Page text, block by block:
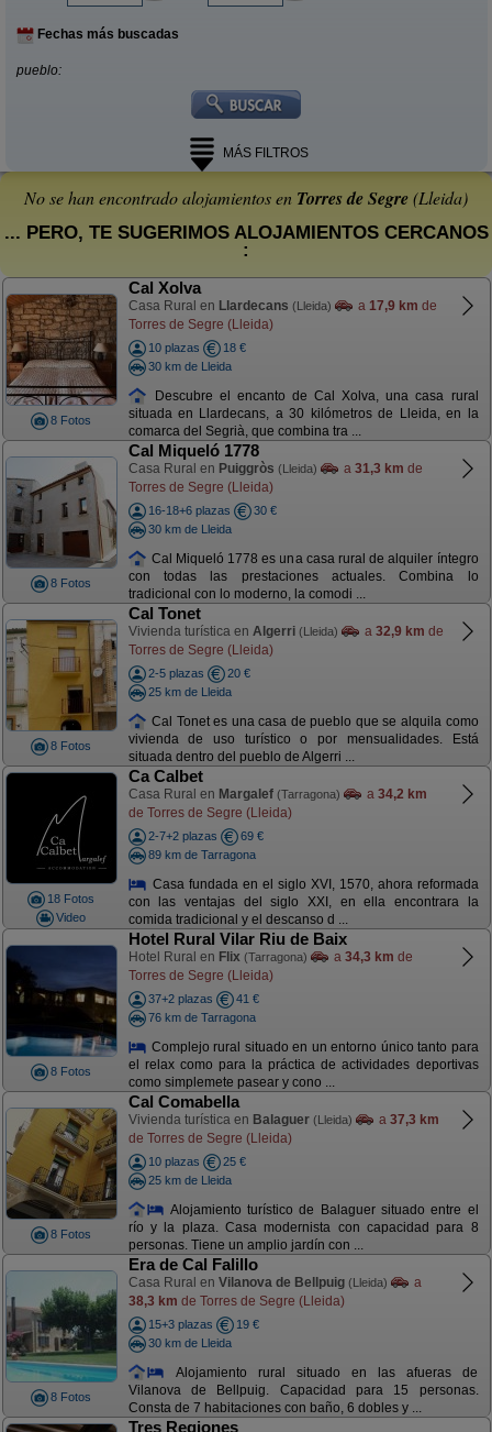
Fechas más buscadas
pueblo:
MÁS FILTROS
No se han encontrado alojamientos en Torres de Segre(Lleida)
... PERO, TE SUGERIMOS ALOJAMIENTOS CERCANOS
:
8 Fotos
Cal Xolva
Casa Rural en Llardecans (Lleida) a 17,9 km de
Torres de Segre (Lleida)
10 plazas
18 €
30 km de Lleida
Descubre el encanto de Cal Xolva, una casa rural
situada en Llardecans, a 30 kilómetros de Lleida, en la
comarca del Segrià, que combina tra ...
8 Fotos
Cal Miqueló 1778
Casa Rural en Puiggròs (Lleida) a 31,3 km de
Torres de Segre (Lleida)
16-18+6 plazas
30 €
30 km de Lleida
Cal Miqueló 1778 es una casa rural de alquiler íntegro
con todas las prestaciones actuales. Combina lo
tradicional con lo moderno, la comodi ...
8 Fotos
Cal Tonet
Vivienda turística en Algerri (Lleida) a 32,9 km de
Torres de Segre (Lleida)
2-5 plazas
20 €
25 km de Lleida
Cal Tonet es una casa de pueblo que se alquila como
vivienda de uso turístico o por mensualidades. Está
situada dentro del pueblo de Algerri ...
18 Fotos
Video
Ca Calbet
Casa Rural en Margalef (Tarragona) a 34,2 km
de Torres de Segre (Lleida)
2-7+2 plazas
69 €
89 km de Tarragona
Casa fundada en el siglo XVI, 1570, ahora reformada
con las ventajas del siglo XXI, en ella encontrara la
comida tradicional y el descanso d ...
8 Fotos
Hotel Rural Vilar Riu de Baix
Hotel Rural en Flix (Tarragona) a 34,3 km de
Torres de Segre (Lleida)
37+2 plazas
41 €
76 km de Tarragona
Complejo rural situado en un entorno único tanto para
el relax como para la práctica de actividades deportivas
como simplemete pasear y cono ...
8 Fotos
Cal Comabella
Vivienda turística en Balaguer (Lleida) a 37,3 km
de Torres de Segre (Lleida)
10 plazas
25 €
25 km de Lleida
Alojamiento turístico de Balaguer situado entre el
río y la plaza. Casa modernista con capacidad para 8
personas. Tiene un amplio jardín con ...
8 Fotos
Era de Cal Falillo
Casa Rural en Vilanova de Bellpuig (Lleida)
a
38,3 km de Torres de Segre (Lleida)
15+3 plazas
19 €
30 km de Lleida
Alojamiento rural situado en las afueras de
Vilanova de Bellpuig. Capacidad para 15 personas.
Consta de 7 habitaciones con baño, 6 dobles y ...
Tres Regiones